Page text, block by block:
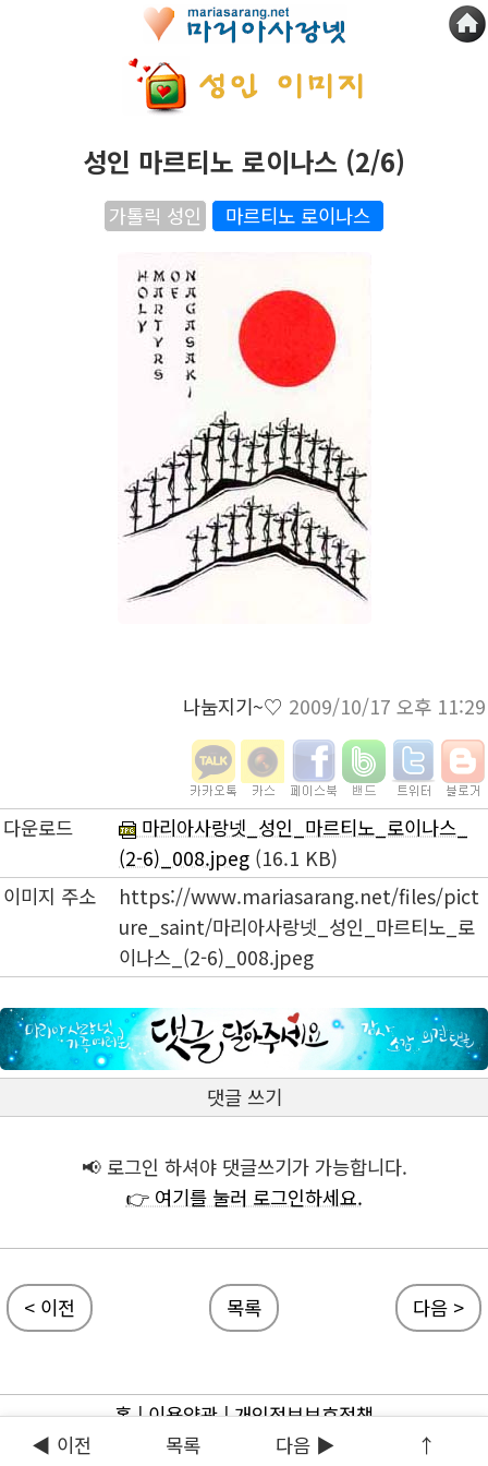
◀ 이전 목록 다음 ▶ ↑
성인 마르티노 로이나스 (2/6)
가톨릭 성인 마르티노 로이나스
나눔지기~♡ 2009/10/17 오후 11:29
다운로드
마리아사랑넷_성인_마르티노_로이나스_
(2-6)_008.jpeg (16.1 KB)
이미지 주소
https://www.mariasarang.net/files/pict
ure_saint/마리아사랑넷_성인_마르티노_로
이나스_(2-6)_008.jpeg
댓글 쓰기
📢 로그인 하셔야 댓글쓰기가 가능합니다.
👉 여기를 눌러 로그인하세요.
< 이전 목록 다음 >
홈|이용약관|개인정보보호정책
ⓒ 마리아사랑넷